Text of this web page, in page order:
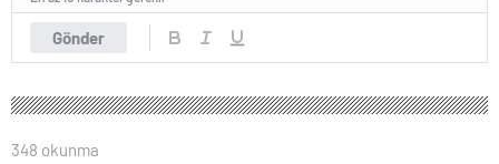
Gönder
348 okunma